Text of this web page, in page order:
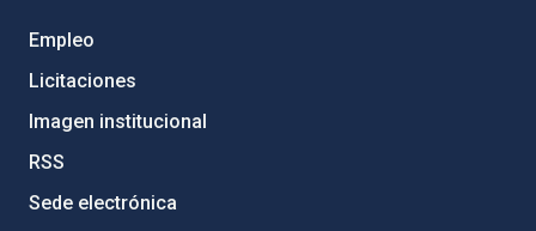
Empleo
Licitaciones
Imagen institucional
RSS
Sede electrónica